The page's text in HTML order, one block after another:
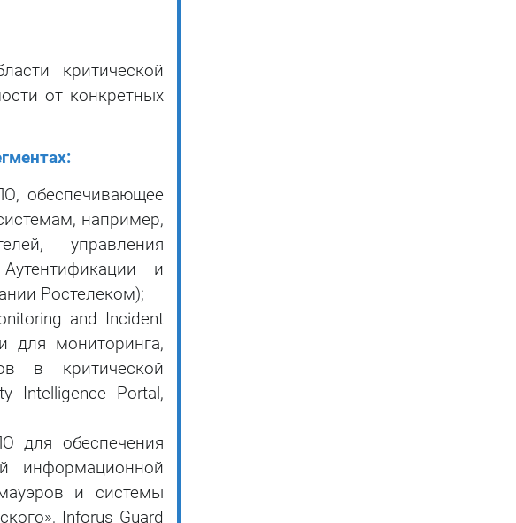
критической
от конкретных
обеспечивающее
например,
управления
и
Ростелеком);
and Incident
для мониторинга,
в критической
Intelligence Portal,
для обеспечения
информационной
и системы
Infоrus Guard